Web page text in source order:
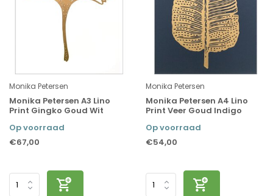
Monika Petersen
Monika Petersen A3 Lino
Print Gingko Goud Wit
Op voorraad
€67,00
Monika Petersen
Monika Petersen A4 Lino
Print Veer Goud Indigo
Op voorraad
€54,00